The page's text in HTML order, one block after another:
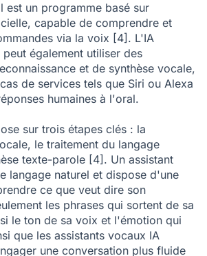
est un programme basé sur
capable de comprendre et
via la voix [4] . L'IA
également utiliser des
et de synthèse vocale,
de services tels que Siri ou Alexa
humaines à l'oral.
sur trois étapes clés : la
le traitement du langage
texte-parole [4] . Un assistant
langage naturel et dispose d'une
ce que veut dire son
les phrases qui sortent de sa
le ton de sa voix et l'émotion qui
que les assistants vocaux IA
une conversation plus fluide